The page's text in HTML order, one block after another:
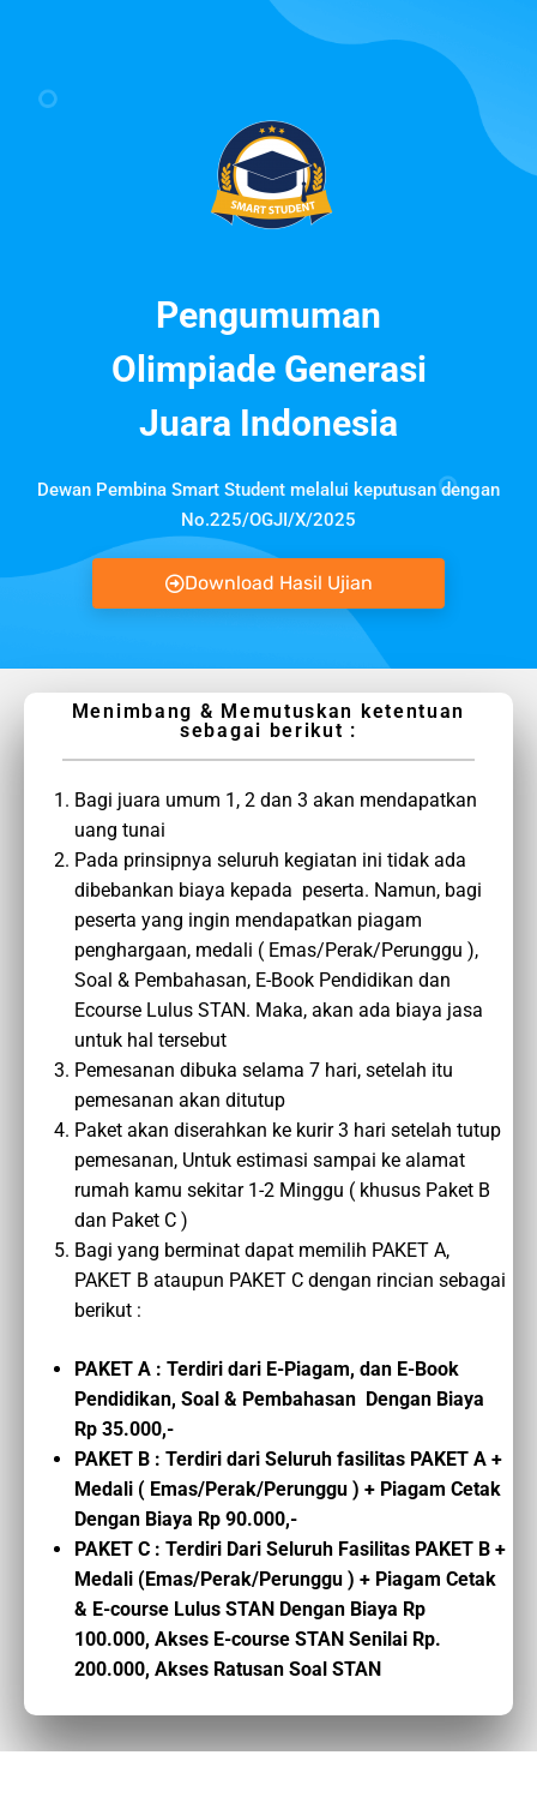
Pengumuman
Olimpiade Generasi
Juara Indonesia
Dewan Pembina Smart Student melalui keputusan dengan
No.225/OGJI/X/2025
Download Hasil Ujian
Menimbang & Memutuskan ketentuan
sebagai berikut :
Bagi juara umum 1, 2 dan 3 akan mendapatkan
uang tunai
Pada prinsipnya seluruh kegiatan ini tidak ada
dibebankan biaya kepada peserta. Namun, bagi
peserta yang ingin mendapatkan piagam
penghargaan, medali ( Emas/Perak/Perunggu ),
Soal & Pembahasan, E-Book Pendidikan dan
Ecourse Lulus STAN. Maka, akan ada biaya jasa
untuk hal tersebut
Pemesanan dibuka selama 7 hari, setelah itu
pemesanan akan ditutup
Paket akan diserahkan ke kurir 3 hari setelah tutup
pemesanan, Untuk estimasi sampai ke alamat
rumah kamu sekitar 1-2 Minggu ( khusus Paket B
dan Paket C )
Bagi yang berminat dapat memilih PAKET A,
PAKET B ataupun PAKET C dengan rincian sebagai
berikut :
PAKET A : Terdiri dari E-Piagam, dan E-Book
Pendidikan, Soal & Pembahasan Dengan Biaya
Rp 35.000,-
PAKET B : Terdiri dari Seluruh fasilitas PAKET A +
Medali ( Emas/Perak/Perunggu ) + Piagam Cetak
Dengan Biaya Rp 90.000,-
PAKET C : Terdiri Dari Seluruh Fasilitas PAKET B +
Medali (Emas/Perak/Perunggu ) + Piagam Cetak
& E-course Lulus STAN Dengan Biaya Rp
100.000, Akses E-course STAN Senilai Rp.
200.000, Akses Ratusan Soal STAN